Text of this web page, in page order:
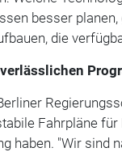
besser
die
Fahrpläne
haben. "Wir sind